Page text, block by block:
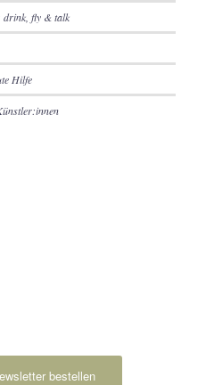
drink, fly & talk
Hilfe
bestellen